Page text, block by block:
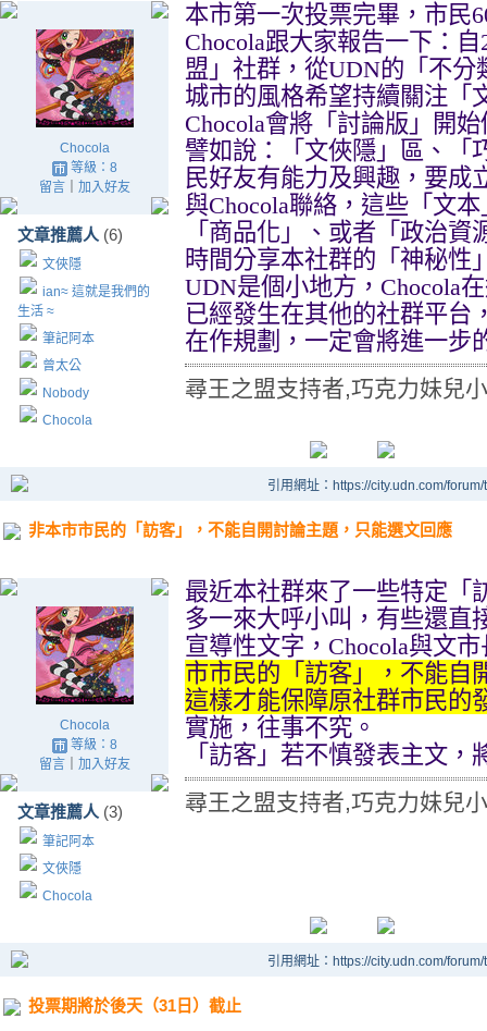
Chocola
等級：8
留言｜ 加入好友
文章推薦人 (6)
文俠隱
ian≈ 這就是我們的
生活 ≈
筆記阿本
曾太公
Nobody
Chocola
本市第一次投票完畢，市民
Chocola跟大家報告一下：自
盟」社群，從UDN的「不分
城市的風格希望持續關注「
Chocola會將「討論版」開
譬如說：「文俠隱」區、
民好友有能力及興趣，要成
與Chocola聯絡，這些「文
「商品化」、或者「政治資
時間分享本社群的「神秘性
UDN是個小地方， Chocola
已經發生在其他的社群平台
在作規劃，一定會將進一步
尋王之盟支持者,巧克力妹兒
引用網址：https://city.udn.com/
非本市市民的「訪客」，不能自開討論主題，只能選文回應
Chocola
等級：8
留言｜ 加入好友
文章推薦人 (3)
筆記阿本
文俠隱
Chocola
最近本社群來了一些特定「
多一來大呼小叫，有些還直
宣導性文字， Chocola與文
市市民的「訪客」，不能自
這樣才能保障原社群市民的
實施，往事不究。
「訪客」若不慎發表主文
尋王之盟支持者,巧克力妹兒
引用網址：https://city.udn.com/
投票期將於後天（31日）截止